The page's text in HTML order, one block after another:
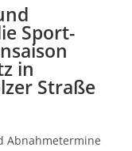
Sport-
in
Straße
Abnahmetermine